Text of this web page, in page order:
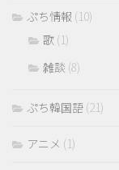
ぷち情報 (10)
歌 (1)
雑談 (8)
ぷち韓国語 (21)
アニメ (1)